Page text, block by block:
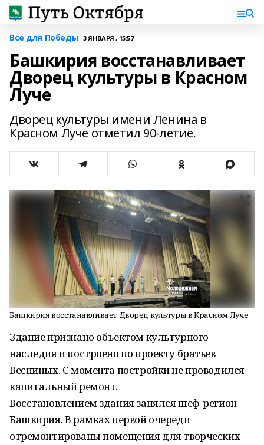
Все для Победы 3 ЯНВАРЯ , 15:57
Башкирия восстанавливает
Дворец культуры в Красном
Луче
Дворец культуры имени Ленина в
Красном Луче отметил 90-летие.
Башкирия восстанавливает Дворец культуры в Красном Луче
Здание признано объектом культурного
наследия и построено по проекту братьев
Весниных. С момента постройки не проводился
капитальный ремонт.
Восстановлением здания занялся шеф-регион
Башкирия.В рамках первой очереди
отремонтированы помещения для творческих